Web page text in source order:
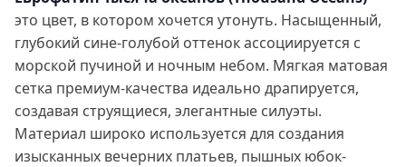
это цвет, в котором хочется утонуть. Насыщенный,
глубокий сине-голубой оттенок ассоциируется с
морской пучиной и ночным небом. Мягкая матовая
сетка премиум-качества идеально драпируется,
создавая струящиеся, элегантные силуэты.
Материал широко используется для создания
изысканных вечерних платьев, пышных юбок-